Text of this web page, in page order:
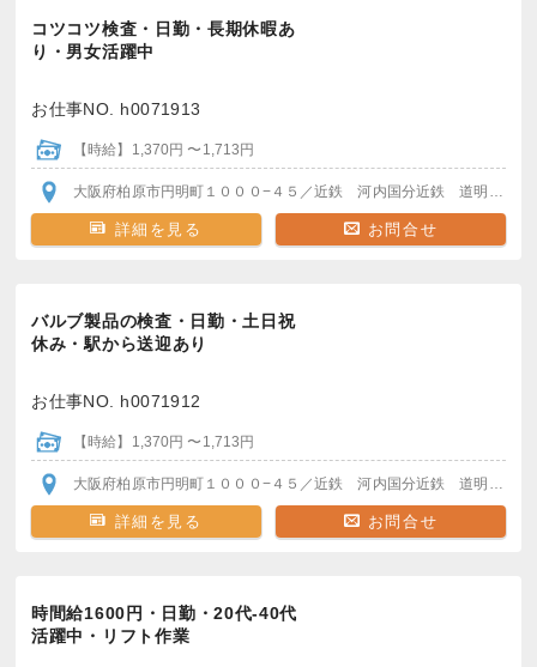
コツコツ検査・日勤・長期休暇あ
り・男女活躍中
お仕事NO. h0071913
【時給】1,370円 〜1,713円
大阪府柏原市円明町１０００−４５ ／近鉄 河内国分近鉄 道明寺駅
詳細を見る お問合せ
バルブ製品の検査・日勤・土日祝
休み・駅から送迎あり
お仕事NO. h0071912
【時給】1,370円 〜1,713円
大阪府柏原市円明町１０００−４５ ／近鉄 河内国分近鉄 道明寺駅
詳細を見る お問合せ
時間給1600円・日勤・20代-40代
活躍中・リフト作業